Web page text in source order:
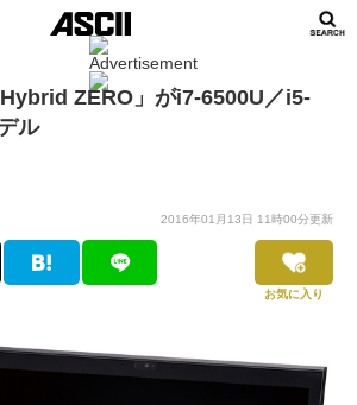
ZERO」がi7-6500U／i5-
ル
2016年01月13日 11時00分更新
お気に入り